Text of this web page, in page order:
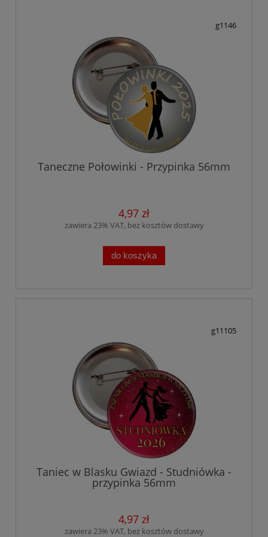
g1146
Taneczne Połowinki - Przypinka 56mm
4,97 zł
zawiera 23% VAT, bez kosztów dostawy
do koszyka
g11105
Taniec w Blasku Gwiazd - Studniówka -
przypinka 56mm
4,97 zł
zawiera 23% VAT, bez kosztów dostawy